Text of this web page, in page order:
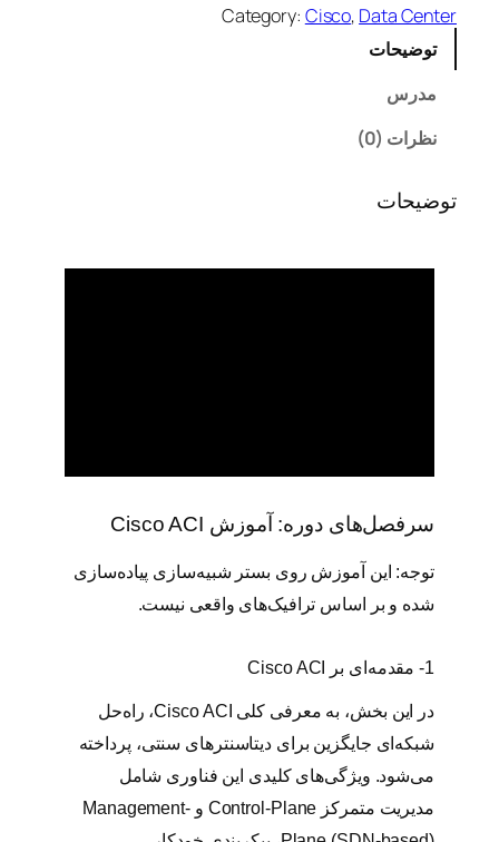
c
A
n
Category: Cisco, Data Center
توضیحات
مدرس
نظرات (0)
توضیحات
سرفصل‌های دوره: آموزش Cisco ACI
توجه: این آموزش روی بستر شبیه‌سازی پیاده‌سازی
شده و بر اساس ترافیک‌های واقعی نیست.
1- مقدمه‌ای بر Cisco ACI
در این بخش، به معرفی کلی Cisco ACI، راه‌حل
شبکه‌ای جایگزین برای دیتاسنترهای سنتی، پرداخته
می‌شود. ویژگی‌های کلیدی این فناوری شامل
مدیریت متمرکز Control-Plane و Management-